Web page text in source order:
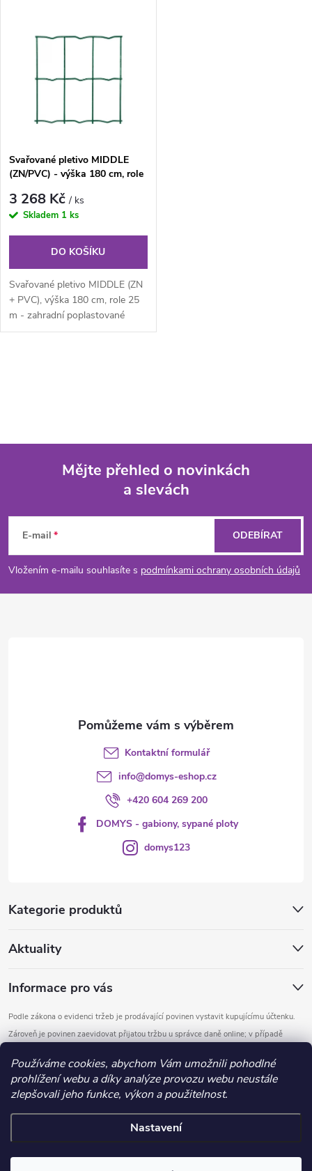
Používáme cookies, abychom Vám umožnili pohodlné
prohlížení webu a díky analýze provozu webu neustále
zlepšovali jeho funkce, výkon a použitelnost.
Nastavení
Svařované pletivo MIDDLE
(ZN/PVC) - výška 180 cm, role
3 268 Kč/ ks
Skladem 1 ks
DO KOŠÍKU
Svařované pletivo MIDDLE (ZN
+ PVC), výška 180 cm, role 25
m - zahradní poplastované
svařované pletivo v rolích (ZN
a
í
p
p
a
Mějte přehled o novinkách
a slevách
E-mail
Vložením e-mailu souhlasíte s podmínkami ochrany osobních údajů
ODEBÍRAT
Kategorie produktů
Aktuality
Informace pro vás
Podle zákona o evidenci tržeb je prodávající povinen vystavit kupujícímu účtenku.
Zároveň je povinen zaevidovat přijatou tržbu u správce daně online; v případě
Kontaktní formulář
info@domys-eshop.cz
+420 604 269 200
DOMYS - gabiony, sypané ploty
domys123
Vytvořil Shoptet
Copyright 2026DOMYS. Všechna práva vyhrazena.